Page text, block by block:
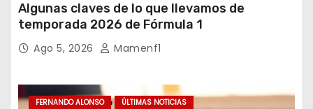
Algunas claves de lo que llevamos de
temporada 2026 de Fórmula 1
Ago 5, 2026 Mamenf1
FERNANDO ALONSO ÚLTIMAS NOTICIAS